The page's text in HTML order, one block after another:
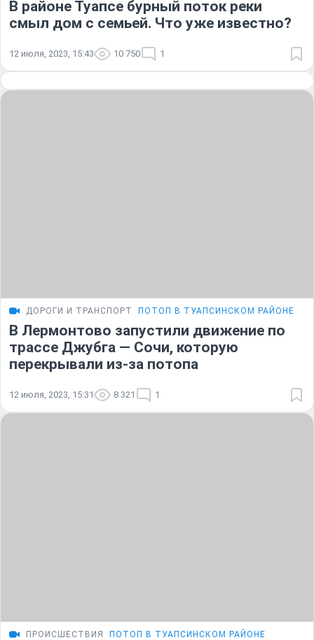
В районе Туапсе бурный поток реки
смыл дом с семьей. Что уже известно?
12 июля, 2023, 15:43 10 750 1
ДОРОГИ И ТРАНСПОРТ ПОТОП В ТУАПСИНСКОМ РАЙОНЕ
В Лермонтово запустили движение по
трассе Джубга — Сочи, которую
перекрывали из-за потопа
12 июля, 2023, 15:31 8 321 1
ПРОИСШЕСТВИЯ ПОТОП В ТУАПСИНСКОМ РАЙОНЕ